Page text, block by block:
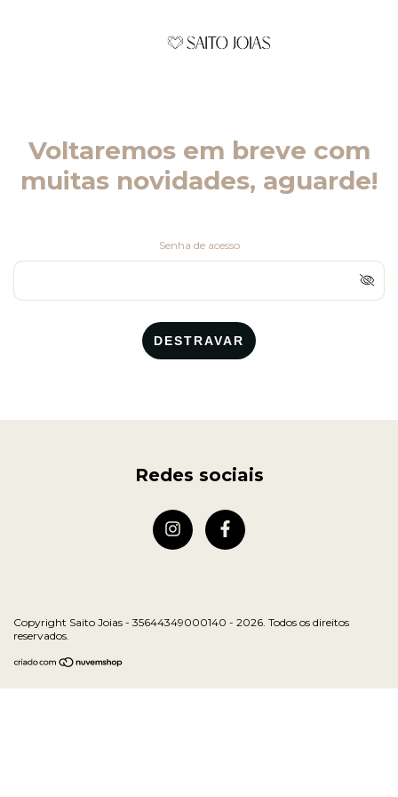
Voltaremos em breve com
muitas novidades, aguarde!
Senha de acesso
DESTRAVAR
Redes sociais
Copyright Saito Joias - 35644349000140 - 2026. Todos os direitos
reservados.